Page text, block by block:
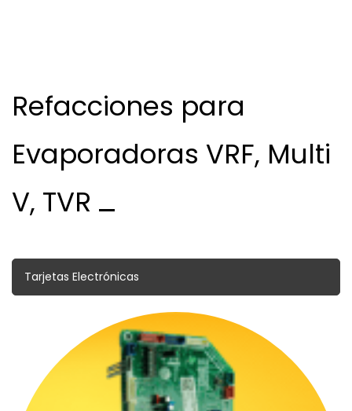
Válvulas Solenoide
Fusibles
Refacciones para
Evaporadoras VRF, Multi
V, TVR
Tarjetas Electrónicas